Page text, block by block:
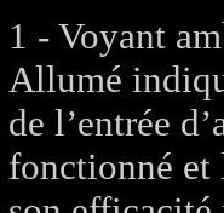
1 - Voyant
Allumé
de l’entrée
fonctionné et